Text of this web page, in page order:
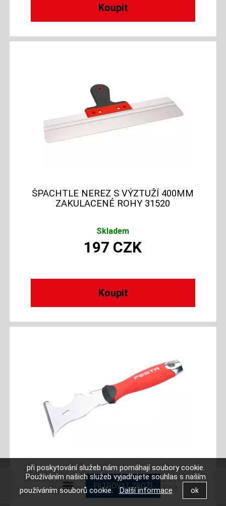
ŠPACHTLE NEREZ S VÝZTUŽÍ 400MM
ZAKULACENÉ ROHY 31520
Skladem
197 CZK
ŠPACHTLE / ŠKRABKA NEREZ FESTA 9V1
GUMOVÁ RUČKA 76MM 31519
při poskytování služeb nám pomáhají soubory cookie.
Používáním našich služeb vyjadřujete souhlas s naším
používáním souborů cookie.Další informace